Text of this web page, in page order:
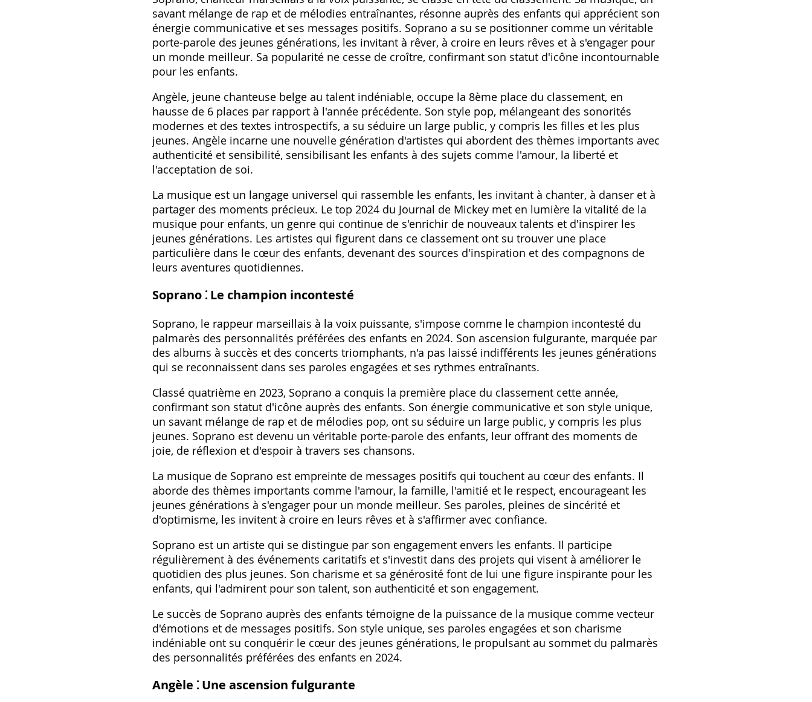
savant mélange de rap et de mélodies entraînantes, résonne auprès des enfants qui apprécient son
énergie communicative et ses messages positifs. Soprano a su se positionner comme un véritable
porte-parole des jeunes générations, les invitant à rêver, à croire en leurs rêves et à s'engager pour
un monde meilleur. Sa popularité ne cesse de croître, confirmant son statut d'icône incontournable
pour les enfants.
Angèle, jeune chanteuse belge au talent indéniable, occupe la 8ème place du classement, en
hausse de 6 places par rapport à l'année précédente. Son style pop, mélangeant des sonorités
modernes et des textes introspectifs, a su séduire un large public, y compris les filles et les plus
jeunes. Angèle incarne une nouvelle génération d'artistes qui abordent des thèmes importants avec
authenticité et sensibilité, sensibilisant les enfants à des sujets comme l'amour, la liberté et
l'acceptation de soi.
La musique est un langage universel qui rassemble les enfants, les invitant à chanter, à danser et à
partager des moments précieux. Le top 2024 du Journal de Mickey met en lumière la vitalité de la
musique pour enfants, un genre qui continue de s'enrichir de nouveaux talents et d'inspirer les
jeunes générations. Les artistes qui figurent dans ce classement ont su trouver une place
particulière dans le cœur des enfants, devenant des sources d'inspiration et des compagnons de
leurs aventures quotidiennes.
Soprano ⁚ Le champion incontesté
Soprano, le rappeur marseillais à la voix puissante, s'impose comme le champion incontesté du
palmarès des personnalités préférées des enfants en 2024. Son ascension fulgurante, marquée par
des albums à succès et des concerts triomphants, n'a pas laissé indifférents les jeunes générations
qui se reconnaissent dans ses paroles engagées et ses rythmes entraînants.
Classé quatrième en 2023, Soprano a conquis la première place du classement cette année,
confirmant son statut d'icône auprès des enfants. Son énergie communicative et son style unique,
un savant mélange de rap et de mélodies pop, ont su séduire un large public, y compris les plus
jeunes. Soprano est devenu un véritable porte-parole des enfants, leur offrant des moments de
joie, de réflexion et d'espoir à travers ses chansons.
La musique de Soprano est empreinte de messages positifs qui touchent au cœur des enfants. Il
aborde des thèmes importants comme l'amour, la famille, l'amitié et le respect, encourageant les
jeunes générations à s'engager pour un monde meilleur. Ses paroles, pleines de sincérité et
d'optimisme, les invitent à croire en leurs rêves et à s'affirmer avec confiance.
Soprano est un artiste qui se distingue par son engagement envers les enfants. Il participe
régulièrement à des événements caritatifs et s'investit dans des projets qui visent à améliorer le
quotidien des plus jeunes. Son charisme et sa générosité font de lui une figure inspirante pour les
enfants, qui l'admirent pour son talent, son authenticité et son engagement.
Le succès de Soprano auprès des enfants témoigne de la puissance de la musique comme vecteur
d'émotions et de messages positifs. Son style unique, ses paroles engagées et son charisme
indéniable ont su conquérir le cœur des jeunes générations, le propulsant au sommet du palmarès
des personnalités préférées des enfants en 2024.
Angèle ⁚ Une ascension fulgurante